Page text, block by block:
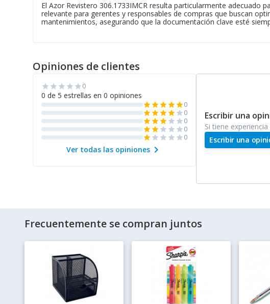
El Azor Revistero 306.1733IMCR resulta particularmente adecuado
relevante para gerentes y responsables de compras que buscan
mantenimientos, asegurando que la documentación clave esté
Opiniones de clientes
star star star star star0
0 de 5 estrellas en 0 opiniones
starstarstarstarstar0
starstarstarstarstar0
starstarstarstar star0
starstarstar star star0
starstar star star star0
Ver todas las opinioneschevron_right
Escribir una
Si tiene
Escribir una
Frecuentemente se compran juntos